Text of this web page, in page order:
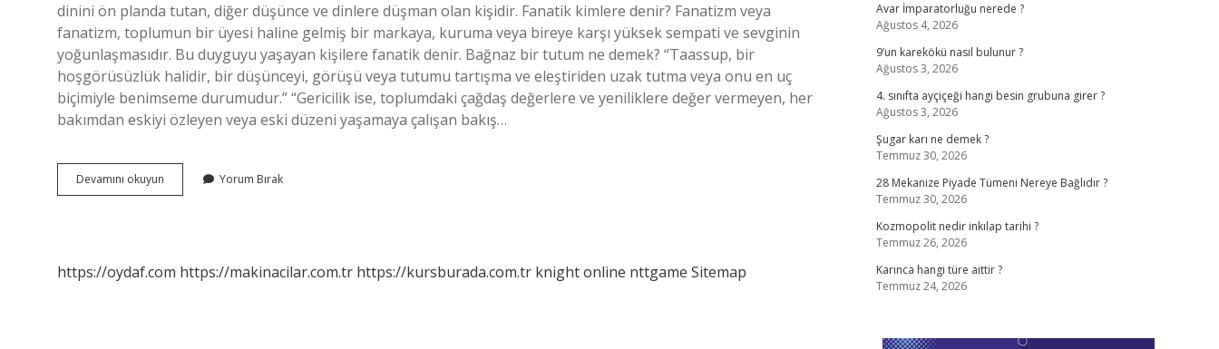
dinini ön planda tutan, diğer düşünce ve dinlere düşman olan kişidir. Fanatik kimlere denir? Fanatizm veya
fanatizm, toplumun bir üyesi haline gelmiş bir markaya, kuruma veya bireye karşı yüksek sempati ve sevginin
yoğunlaşmasıdır. Bu duyguyu yaşayan kişilere fanatik denir. Bağnaz bir tutum ne demek? “Taassup, bir
hoşgörüsüzlük halidir, bir düşünceyi, görüşü veya tutumu tartışma ve eleştiriden uzak tutma veya onu en uç
biçimiyle benimseme durumudur.” “Gericilik ise, toplumdaki çağdaş değerlere ve yeniliklere değer vermeyen, her
bakımdan eskiyi özleyen veya eski düzeni yaşamaya çalışan bakış…
Devamını okuyun
Bağnaz
Yorum Bırak
https://oydaf.com https://makinacilar.com.tr https://kursburada.com.tr knight online nttgame Sitemap
Avar İmparatorluğu nerede ?
Ağustos 4, 2026
9’un karekökü nasıl bulunur ?
Ağustos 3, 2026
4. sınıfta ayçiçeği hangi besin grubuna girer ?
Ağustos 3, 2026
Şugar karı ne demek ?
Temmuz 30, 2026
28 Mekanize Piyade Tümeni Nereye Bağlıdır ?
Temmuz 30, 2026
Kozmopolit nedir inkılap tarihi ?
Temmuz 26, 2026
Karınca hangi türe aittir ?
Temmuz 24, 2026